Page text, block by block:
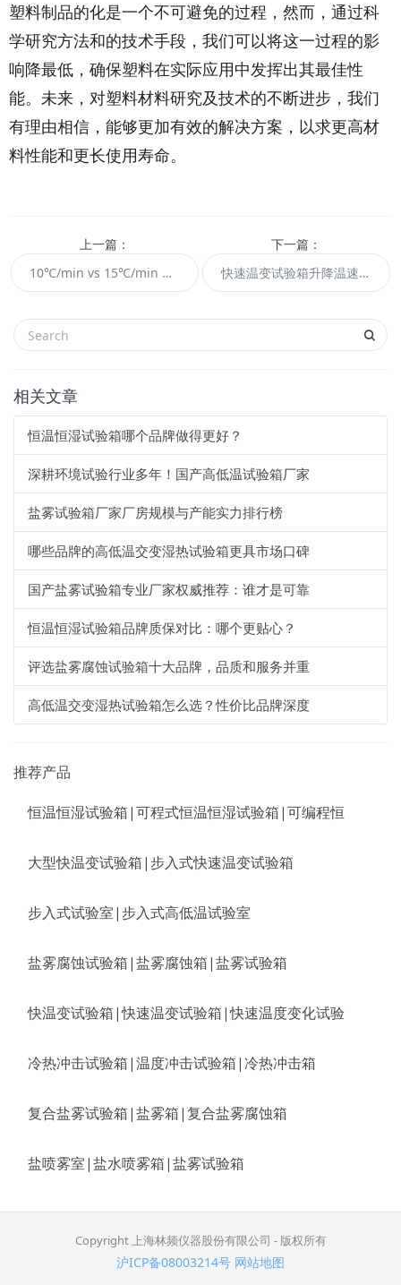
塑料制品的化是一个不可避免的过程，然而，通过科
学研究方法和的技术手段，我们可以将这一过程的影
响降最低，确保塑料在实际应用中发挥出其最佳性
能。未来，对塑料材料研究及技术的不断进步，我们
有理由相信，能够更加有效的解决方案，以求更高材
料性能和更长使用寿命。
上一篇：
10℃/min vs 15℃/min 升温速率：快速温变试验箱怎么选？
下一篇：
快速温变试验箱升降温速率 15℃/min 能达到吗？
相关文章
恒温恒湿试验箱哪个品牌做得更好？
深耕环境试验行业多年！国产高低温试验箱厂家
盐雾试验箱厂家厂房规模与产能实力排行榜
哪些品牌的高低温交变湿热试验箱更具市场口碑
国产盐雾试验箱专业厂家权威推荐：谁才是可靠
恒温恒湿试验箱品牌质保对比：哪个更贴心？
评选盐雾腐蚀试验箱十大品牌，品质和服务并重
高低温交变湿热试验箱怎么选？性价比品牌深度
推荐产品
恒温恒湿试验箱|可程式恒温恒湿试验箱|可编程恒
大型快温变试验箱|步入式快速温变试验箱
步入式试验室|步入式高低温试验室
盐雾腐蚀试验箱|盐雾腐蚀箱|盐雾试验箱
快温变试验箱|快速温变试验箱|快速温度变化试验
冷热冲击试验箱|温度冲击试验箱|冷热冲击箱
复合盐雾试验箱|盐雾箱|复合盐雾腐蚀箱
盐喷雾室|盐水喷雾箱|盐雾试验箱
Copyright 上海林频仪器股份有限公司 - 版权所有
沪ICP备08003214号 网站地图